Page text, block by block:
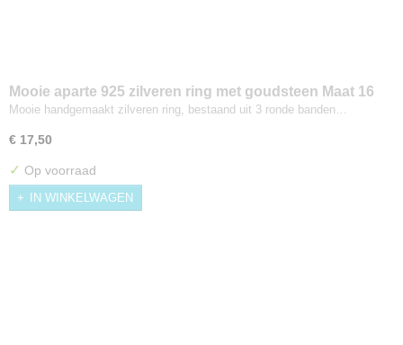
Mooie aparte 925 zilveren ring met goudsteen Maat 16
Mooie handgemaakt zilveren ring, bestaand uit 3 ronde banden…
€ 17,50
✓ Op voorraad
IN WINKELWAGEN